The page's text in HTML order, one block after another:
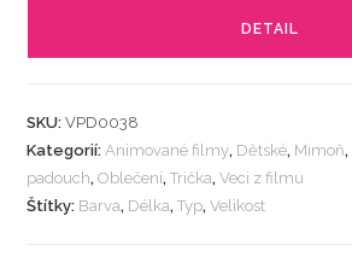
DETAIL
SKU:VPD0038
Kategorií:Animované filmy, Dětské, Mimoň,
padouch,Oblečení,Trička,Veci z filmu
Štítky: Barva, Délka,Typ,Velikost